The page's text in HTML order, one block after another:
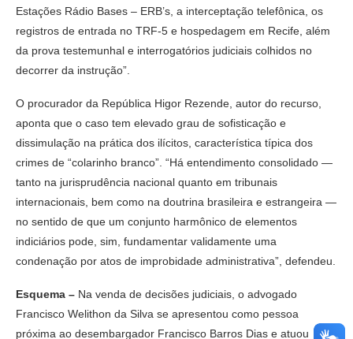
Estações Rádio Bases – ERB’s, a interceptação telefônica, os
registros de entrada no TRF-5 e hospedagem em Recife, além
da prova testemunhal e interrogatórios judiciais colhidos no
decorrer da instrução”.
O procurador da República Higor Rezende, autor do recurso,
aponta que o caso tem elevado grau de sofisticação e
dissimulação na prática dos ilícitos, característica típica dos
crimes de “colarinho branco”. “Há entendimento consolidado —
tanto na jurisprudência nacional quanto em tribunais
internacionais, bem como na doutrina brasileira e estrangeira —
no sentido de que um conjunto harmônico de elementos
indiciários pode, sim, fundamentar validamente uma
condenação por atos de improbidade administrativa”, defendeu.
Esquema – Na venda de decisões judiciais, o advogado
Francisco Welithon da Silva se apresentou como pessoa
próxima ao desembargador Francisco Barros Dias e atuou